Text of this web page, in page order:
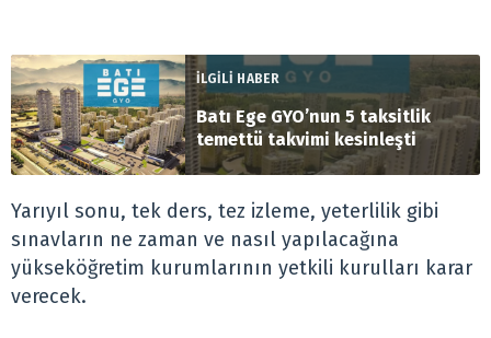
İLGİLİ HABER
Batı Ege GYO’nun 5 taksitlik
temettü takvimi kesinleşti
Yarıyıl sonu, tek ders, tez izleme, yeterlilik gibi
sınavların ne zaman ve nasıl yapılacağına
yükseköğretim kurumlarının yetkili kurulları karar
verecek.